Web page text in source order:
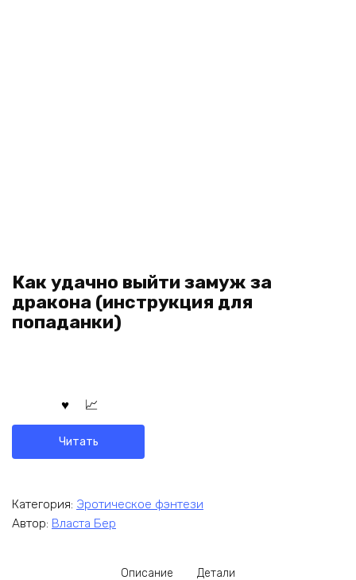
Как удачно выйти замуж за
дракона (инструкция для
попаданки)
Читать
Категория: Эротическое фэнтези
Автор: Власта Бер
Описание Детали